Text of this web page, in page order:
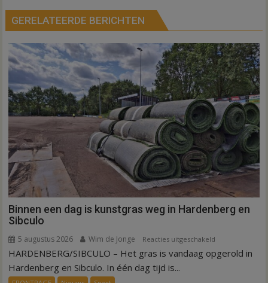
GERELATEERDE BERICHTEN
Binnen een dag is kunstgras weg in Hardenberg en
Sibculo
5 augustus 2026 Wim de Jonge Reacties uitgeschakeld
Binnen
HARDENBERG/SIBCULO – Het gras is vandaag opgerold in
Hardenberg en Sibculo. In één dag tijd is...